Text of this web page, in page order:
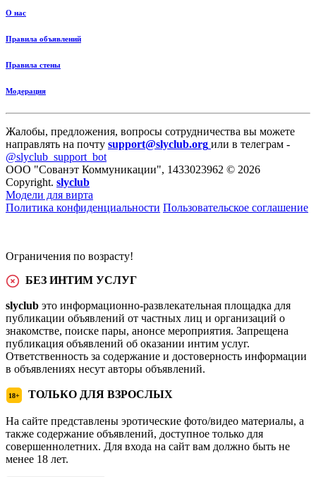
О нас
Правила объявлений
Правила стены
Модерация
Жалобы, предложения, вопросы сотрудничества вы можете
направлять на почту support@slyclub.org или в телеграм -
@slyclub_support_bot
ООО "Сованэт Коммуникации", 1433023962 © 2026
Copyright. slyclub
Модели для вирта
Политика конфиденциальности Пользовательское соглашение
Ограничения по возрасту!
БЕЗ ИНТИМ УСЛУГ
slyclub это информационно-развлекательная площадка для
публикации объявлений от частных лиц и организаций о
знакомстве, поиске пары, анонсе мероприятия. Запрещена
публикация объявлений об оказании интим услуг.
Ответственность за содержание и достоверность информации
в объявлениях несут авторы объявлений.
18+ ТОЛЬКО ДЛЯ ВЗРОСЛЫХ
На сайте представлены эротические фото/видео материалы, а
также содержание объявлений, доступное только для
совершеннолетних. Для входа на сайт вам должно быть не
менее 18 лет.